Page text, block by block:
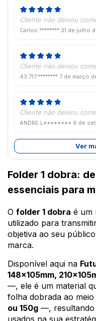
Cliente não deixou
Carlos ******** 31 de julho
Cliente não deixou
43.717.******** 7 de março
Cliente não deixou
ANDRE L******** 6 de
Ver
Folder 1 dobra:
essenciais para
O folder 1 dobra é um
utilizado para
objetiva ao seu
marca.
Disponível aqui na
148x105mm,
—, ele é um material
folha dobrada ao
ou 150g —, resultando